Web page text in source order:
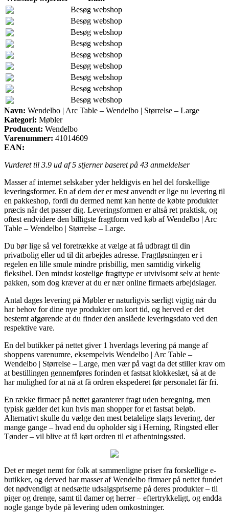
Besøg webshop
Besøg webshop
Besøg webshop
Besøg webshop
Besøg webshop
Besøg webshop
Besøg webshop
Besøg webshop
Besøg webshop
Navn: Wendelbo | Arc Table – Wendelbo | Størrelse – Large
Kategori: Møbler
Producent: Wendelbo
Varenummer: 41014609
EAN:
Vurderet til 3.9 ud af 5 stjerner baseret på 43 anmeldelser
Masser af internet selskaber yder heldigvis en hel del forskellige
leveringsformer. En af dem der er mest anvendt er lige nu levering til
en pakkeshop, fordi du dermed nemt kan hente de købte produkter
præcis når det passer dig. Leveringsformen er altså ret praktisk, og
oftest endvidere den billigste fragtform ved køb af Wendelbo | Arc
Table – Wendelbo | Størrelse – Large.
Du bør lige så vel foretrække at vælge at få udbragt til din
privatbolig eller ud til dit arbejdes adresse. Fragtløsningen er i
regelen en lille smule mindre prisbillig, men samtidig virkelig
fleksibel. Den mindst kostelige fragttype er utvivlsomt selv at hente
pakken, som dog kræver at du er nær online firmaets arbejdslager.
Antal dages levering på Møbler er naturligvis særligt vigtig når du
har behov for dine nye produkter om kort tid, og herved er det
bestemt afgørende at du finder den anslåede leveringsdato ved den
respektive vare.
En del butikker på nettet giver 1 hverdags levering på mange af
shoppens varenumre, eksempelvis Wendelbo | Arc Table –
Wendelbo | Størrelse – Large, men vær på vagt da det stiller krav om
at bestillingen gennemføres forinden et fastsat klokkeslæt, så at de
har mulighed for at nå at få ordren ekspederet før personalet får fri.
En række firmaer på nettet garanterer fragt uden beregning, men
typisk gælder det kun hvis man shopper for et fastsat beløb.
Alternativt skulle du vælge den mest betalelige slags levering, der
mange gange – hvad end du opholder sig i Herning, Ringsted eller
Tønder – vil blive at få kørt ordren til et afhentningssted.
Det er meget nemt for folk at sammenligne priser fra forskellige e-
butikker, og derved har masser af Wendelbo firmaer på nettet fundet
det nødvendigt at nedsætte udsalgspriserne på deres produkter – til
piger og drenge, samt til damer og herrer – eftertrykkeligt, og endda
nogle gange byde på levering uden omkostninger.